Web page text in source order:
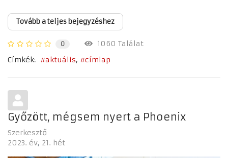
Tovább a teljes bejegyzéshez
0
1060 Találat
Címkék:
aktuális címlap
Győzött, mégsem nyert a Phoenix
Szerkesztő
2023. év 21. hét